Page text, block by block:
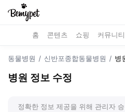
홈 콘텐츠 쇼핑 커뮤니티
동물병원 / 신반포종합동물병원 / 병
병원 정보 수정
정확한 정보 제공을 위해 관리자